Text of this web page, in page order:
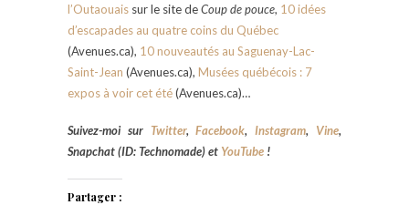
l’Outaouais sur le site deCoup de pouce, 10 idées
d’escapades au quatre coins du Québec
(Avenues.ca), 10 nouveautés au Saguenay-Lac-
Saint-Jean (Avenues.ca), Musées québécois : 7
expos à voir cet été(Avenues.ca)…
Suivez-moi sur Twitter,Facebook,Instagram, Vine,
Snapchat (ID: Technomade) et YouTube !
Partager :